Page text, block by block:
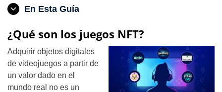
En Esta Guía
¿Qué son los juegos NFT?
Adquirir objetos digitales
de videojuegos a partir de
un valor dado en el
mundo real no es un